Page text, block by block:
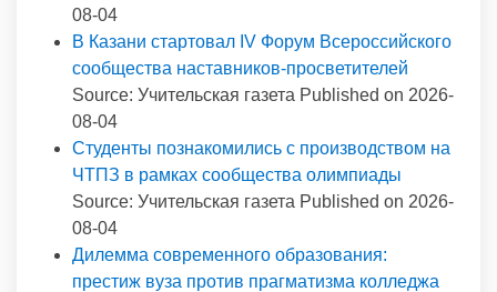
08-04
В Казани стартовал IV Форум Всероссийского
сообщества наставников-просветителей
Source: Учительская газета Published on 2026-
08-04
Студенты познакомились с производством на
ЧТПЗ в рамках сообщества олимпиады
Source: Учительская газета Published on 2026-
08-04
Дилемма современного образования:
престиж вуза против прагматизма колледжа